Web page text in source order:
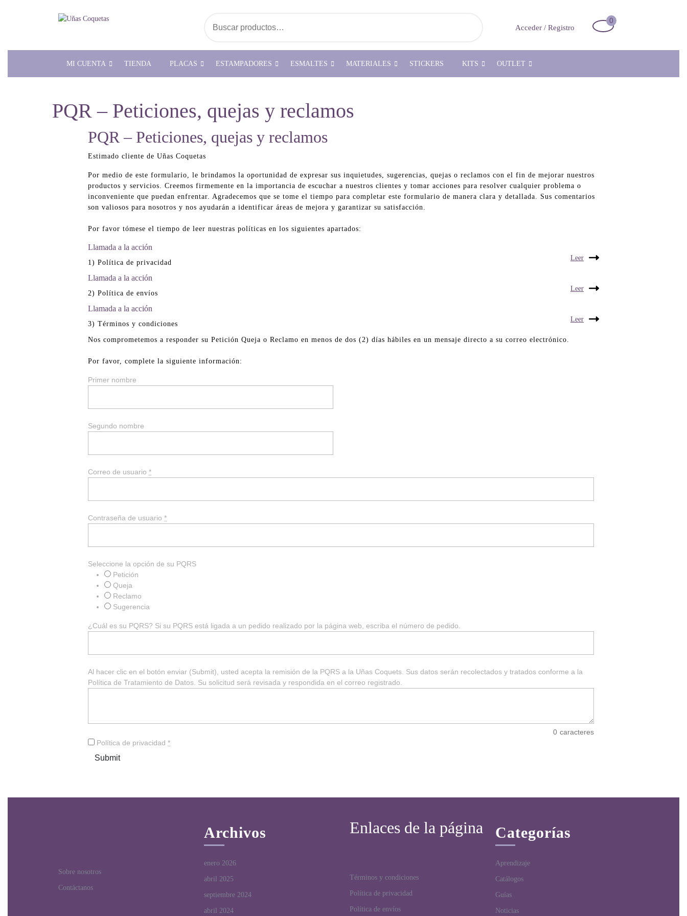
por:
Acceder / Registro Acceder
Registro
Carrito
0
MI CUENTA TIENDA PLACAS ESTAMPADORES ESMALTES MATERIALES STICKERS KITS OUTLET
PQR – Peticiones, quejas y reclamos
PQR – Peticiones, quejas y reclamos
Estimado cliente de Uñas Coquetas
Por medio de este formulario, le brindamos la oportunidad de expresar sus inquietudes, sugerencias, quejas o reclamos con el fin de mejorar nuestros
productos y servicios. Creemos firmemente en la importancia de escuchar a nuestros clientes y tomar acciones para resolver cualquier problema o
inconveniente que puedan enfrentar. Agradecemos que se tome el tiempo para completar este formulario de manera clara y detallada. Sus comentarios
son valiosos para nosotros y nos ayudarán a identificar áreas de mejora y garantizar su satisfacción.
Por favor tómese el tiempo de leer nuestras políticas en los siguientes apartados:
Llamada a la acción
1) Política de privacidad
Leer
Llamada a la acción
2) Política de envíos
Leer
Llamada a la acción
3) Términos y condiciones
Leer
Nos comprometemos a responder su Petición Queja o Reclamo en menos de dos (2) días hábiles en un mensaje directo a su correo electrónico.
Por favor, complete la siguiente información:
Primer nombre
Segundo nombre
Correo de usuario *
Contraseña de usuario *
Seleccione la opción de su PQRS
Petición
Queja
Reclamo
Sugerencia
¿Cuál es su PQRS? Si su PQRS está ligada a un pedido realizado por la página web, escriba el número de pedido.
Al hacer clic en el botón enviar (Submit), usted acepta la remisión de la PQRS a la Uñas Coquets. Sus datos serán recolectados y tratados conforme a la
Política de Tratamiento de Datos. Su solicitud será revisada y respondida en el correo registrado.
0 caracteres
Política de privacidad *
Submit
Sobre nosotros
Contáctanos
Archivos
enero 2026
abril 2025
septiembre 2024
abril 2024
Enlaces de la página
Términos y condiciones
Política de privacidad
Política de envíos
Categorías
Aprendizaje
Catálogos
Guías
Noticias